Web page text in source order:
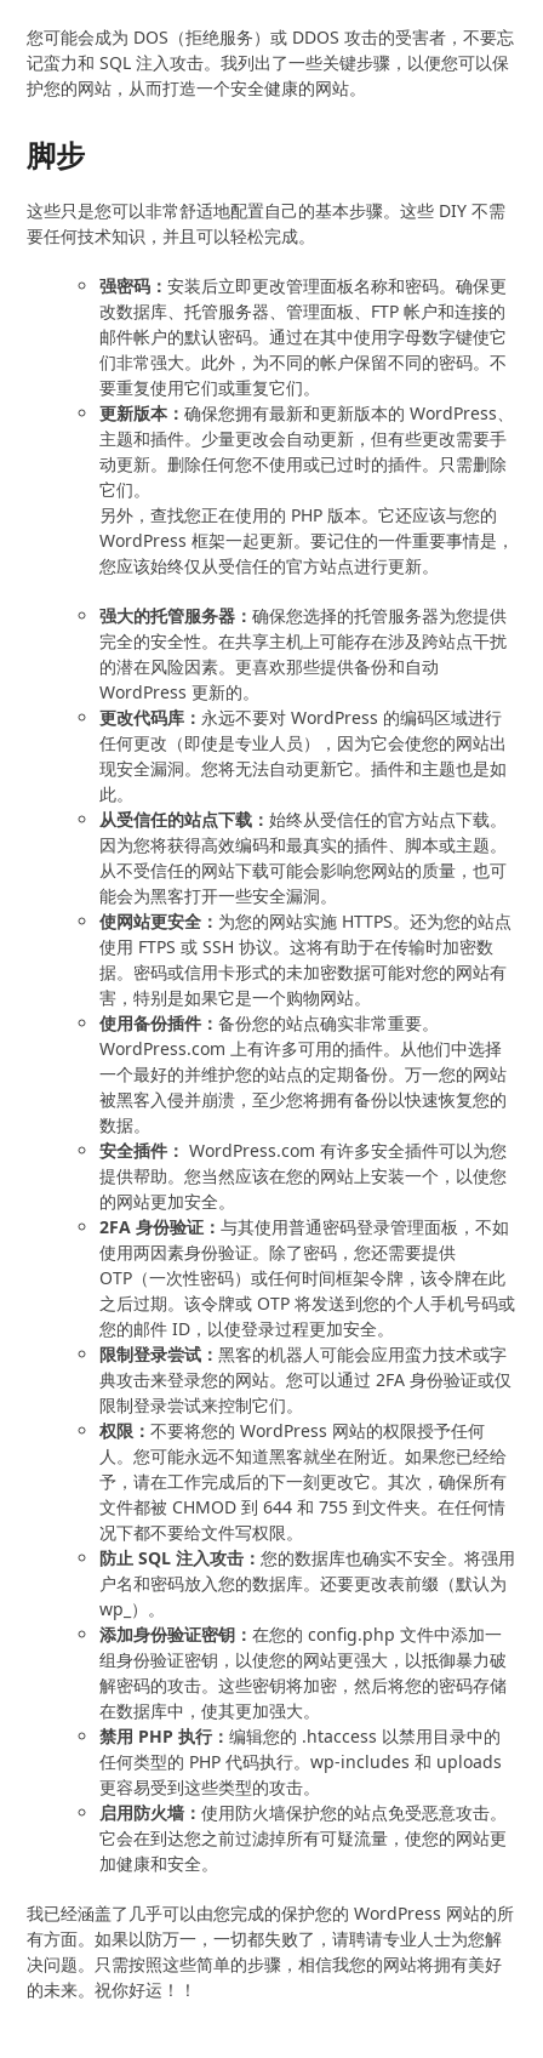
您可能会成为 DOS（拒绝服务）或 DDOS 攻击的受害者，不要忘
记蛮力和 SQL 注入攻击。我列出了一些关键步骤，以便您可以保
护您的网站，从而打造一个安全健康的网站。
脚步
这些只是您可以非常舒适地配置自己的基本步骤。这些 DIY 不需
要任何技术知识，并且可以轻松完成。
强密码：安装后立即更改管理面板名称和密码。确保更
改数据库、托管服务器、管理面板、FTP 帐户和连接的
邮件帐户的默认密码。通过在其中使用字母数字键使它
们非常强大。此外，为不同的帐户保留不同的密码。不
要重复使用它们或重复它们。
更新版本：确保您拥有最新和更新版本的 WordPress、
主题和插件。少量更改会自动更新，但有些更改需要手
动更新。删除任何您不使用或已过时的插件。只需删除
它们。
另外，查找您正在使用的 PHP 版本。它还应该与您的
WordPress 框架一起更新。要记住的一件重要事情是，
您应该始终仅从受信任的官方站点进行更新。
强大的托管服务器：确保您选择的托管服务器为您提供
完全的安全性。在共享主机上可能存在涉及跨站点干扰
的潜在风险因素。更喜欢那些提供备份和自动
WordPress 更新的。
更改代码库： 永远不要对 WordPress 的编码区域进行
任何更改（即使是专业人员），因为它会使您的网站出
现安全漏洞。您将无法自动更新它。插件和主题也是如
此。
从受信任的站点下载：始终从受信任的官方站点下载。
因为您将获得高效编码和最真实的插件、脚本或主题。
从不受信任的网站下载可能会影响您网站的质量，也可
能会为黑客打开一些安全漏洞。
使网站更安全： 为您的网站实施 HTTPS。还为您的站点
使用 FTPS 或 SSH 协议。这将有助于在传输时加密数
据。密码或信用卡形式的未加密数据可能对您的网站有
害，特别是如果它是一个购物网站。
使用备份插件：备份您的站点确实非常重要。
WordPress.com 上有许多可用的插件。从他们中选择
一个最好的并维护您的站点的定期备份。万一您的网站
被黑客入侵并崩溃，至少您将拥有备份以快速恢复您的
数据。
安全插件： WordPress.com 有许多安全插件可以为您
提供帮助。您当然应该在您的网站上安装一个，以使您
的网站更加安全。
2FA 身份验证：与其使用普通密码登录管理面板，不如
使用两因素身份验证。除了密码，您还需要提供
OTP（一次性密码）或任何时间框架令牌，该令牌在此
之后过期。该令牌或 OTP 将发送到您的个人手机号码或
您的邮件 ID，以使登录过程更加安全。
限制登录尝试：黑客的机器人可能会应用蛮力技术或字
典攻击来登录您的网站。您可以通过 2FA 身份验证或仅
限制登录尝试来控制它们。
权限：不要将您的 WordPress 网站的权限授予任何
人。您可能永远不知道黑客就坐在附近。如果您已经给
予，请在工作完成后的下一刻更改它。其次，确保所有
文件都被 CHMOD 到 644 和 755 到文件夹。在任何情
况下都不要给文件写权限。
防止 SQL 注入攻击：您的数据库也确实不安全。将强用
户名和密码放入您的数据库。还要更改表前缀（默认为
wp_）。
添加身份验证密钥：在您的 config.php 文件中添加一
组身份验证密钥，以使您的网站更强大，以抵御暴力破
解密码的攻击。这些密钥将加密，然后将您的密码存储
在数据库中，使其更加强大。
禁用 PHP 执行：编辑您的 .htaccess 以禁用目录中的
任何类型的 PHP 代码执行。wp-includes 和 uploads
更容易受到这些类型的攻击。
启用防火墙：使用防火墙保护您的站点免受恶意攻击。
它会在到达您之前过滤掉所有可疑流量，使您的网站更
加健康和安全。
我已经涵盖了几乎可以由您完成的保护您的 WordPress 网站的所
有方面。如果以防万一，一切都失败了，请聘请专业人士为您解
决问题。只需按照这些简单的步骤，相信我您的网站将拥有美好
的未来。祝你好运！！